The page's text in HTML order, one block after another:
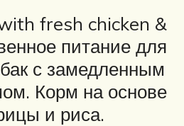
fresh chicken &
питание для
с замедленным
Корм на основе
и риса.